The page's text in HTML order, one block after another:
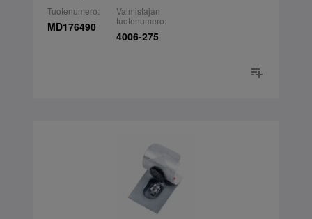
Tuotenumero:
MD176490
Valmistajan
tuotenumero:
4006-275